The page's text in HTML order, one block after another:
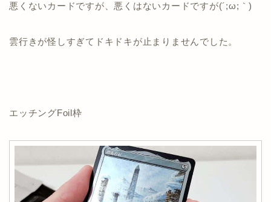
悪くないカードですが、悪くはないカードですが(´;ω;｀)
雲行きが怪しすぎてドキドキが止まりませんでした。
エッチングFoil枠